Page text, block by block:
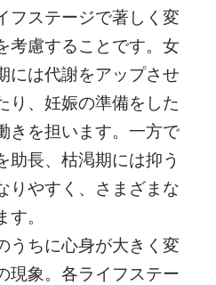
ステージで著しく変
考慮することです。女
には代謝をアップさせ
り、妊娠の準備をした
きを担います。一方で
助長、枯渇期には抑う
りやすく、さまざまな
。
ちに心身が大きく変
現象。各ライフステー